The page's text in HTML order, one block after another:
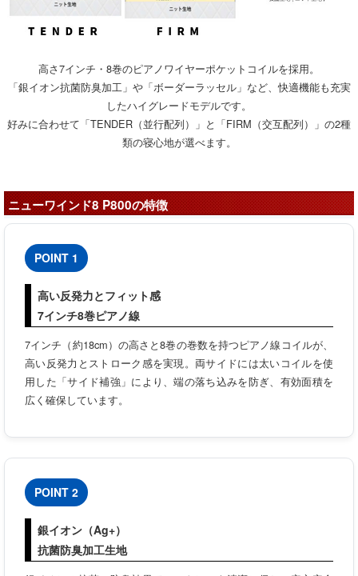
高さ7インチ・8巻のピアノワイヤーポケットコイルを採用。
「銀イオン抗菌防臭加工」や「ボーダーラッセル」など、快適機能も充実
したハイグレードモデルです。
好みに合わせて「TENDER（並行配列）」と「FIRM（交互配列）」の2種
類の寝心地が選べます。
ニューワインド8 P800の特徴
POINT 1
高い反発力とフィット感
7インチ8巻ピアノ線
7インチ（約18cm）の高さと8巻の巻数を持つピアノ線コイルが、
高い反発力とストローク感を実現。両サイドには太いコイルを使
用した「サイド補強」により、端の落ち込みを防ぎ、有効面積を
広く確保しています。
POINT 2
銀イオン（Ag+）
抗菌防臭加工生地